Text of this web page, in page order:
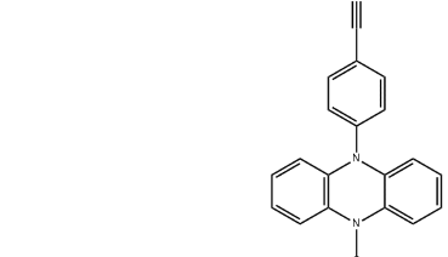
2643331-97-7